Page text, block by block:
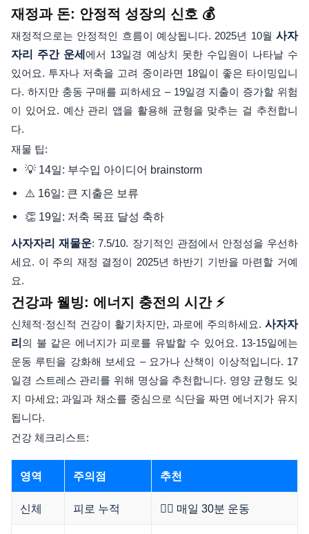
재정과 돈: 안정적 성장의 신호 💰
재정적으로는 안정적인 흐름이 예상됩니다. 2025년 10월 사자
자리 주간 운세에서 13일경 예상치 못한 수입원이 나타날 수
있어요. 투자나 저축을 고려 중이라면 18일이 좋은 타이밍입니
다. 하지만 충동 구매를 피하세요 – 19일경 지출이 증가할 위험
이 있어요. 예산 관리 앱을 활용해 균형을 맞추는 걸 추천합니
다.
재물 팁:
💡 14일: 부수입 아이디어 brainstorm
⚠️ 16일: 큰 지출은 보류
👏 19일: 저축 목표 달성 축하
사자자리 재물운: 7.5/10. 장기적인 관점에서 안정성을 우선하
세요. 이 주의 재정 결정이 2025년 하반기 기반을 마련할 거예
요.
건강과 웰빙: 에너지 충전의 시간 ⚡
신체적·정신적 건강이 활기차지만, 과로에 주의하세요. 사자자
리 의 불 같은 에너지가 피로를 유발할 수 있어요. 13-15일에는
운동 루틴을 강화해 보세요 – 요가나 산책이 이상적입니다. 17
일경 스트레스 관리를 위해 명상을 추천합니다. 영양 균형도 잊
지 마세요; 과일과 채소를 중심으로 식단을 짜면 에너지가 유지
됩니다.
건강 체크리스트:
영역 주의점 추천
신체 피로 누적 🏃‍♂️ 매일 30분 운동